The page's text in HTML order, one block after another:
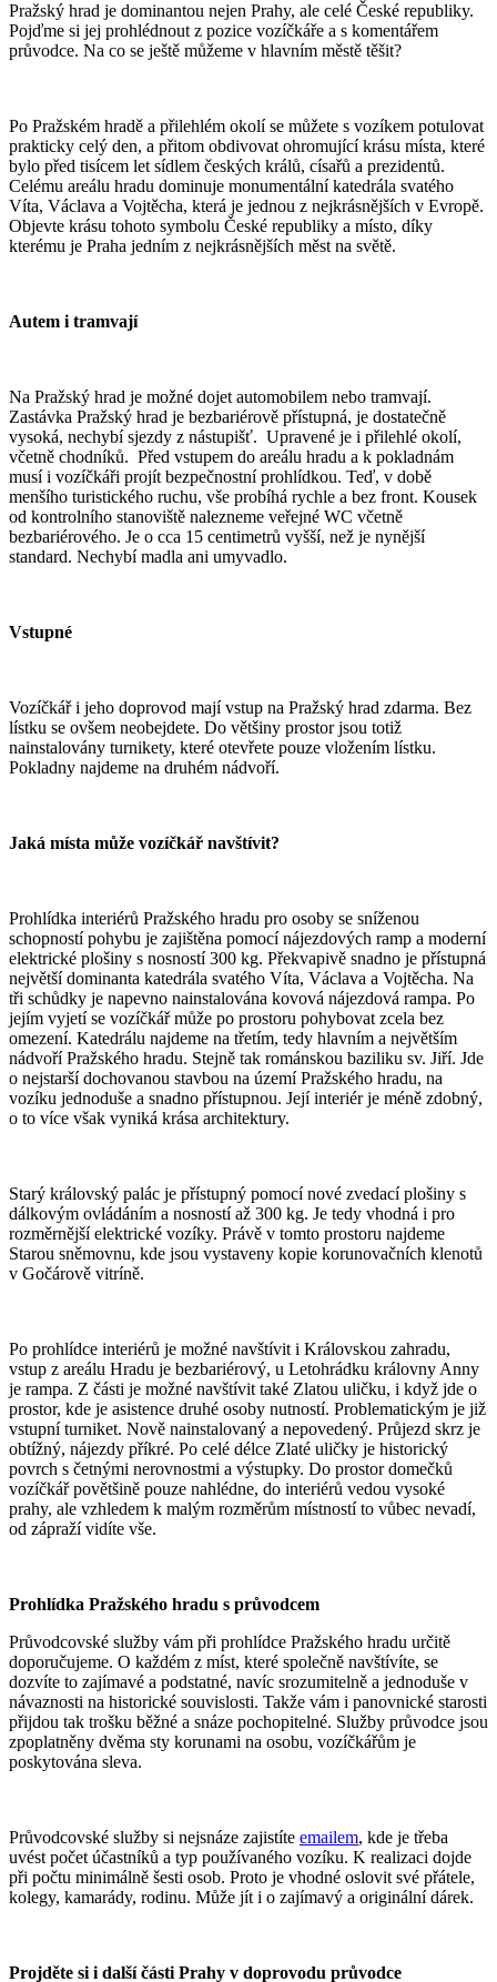
Pražský hrad je dominantou nejen Prahy, ale celé České republiky.
Pojďme si jej prohlédnout z pozice vozíčkáře a s komentářem
průvodce. Na co se ještě můžeme v hlavním městě těšit?
Po Pražském hradě a přilehlém okolí se můžete s vozíkem potulovat
prakticky celý den, a přitom obdivovat ohromující krásu místa, které
bylo před tisícem let sídlem českých králů, císařů a prezidentů.
Celému areálu hradu dominuje monumentální katedrála svatého
Víta, Václava a Vojtěcha, která je jednou z nejkrásnějších v Evropě.
Objevte krásu tohoto symbolu České republiky a místo, díky
kterému je Praha jedním z nejkrásnějších měst na světě.
Autem i tramvají
Na Pražský hrad je možné dojet automobilem nebo tramvají.
Zastávka Pražský hrad je bezbariérově přístupná, je dostatečně
vysoká, nechybí sjezdy z nástupišť. Upravené je i přilehlé okolí,
včetně chodníků. Před vstupem do areálu hradu a k pokladnám
musí i vozíčkáři projít bezpečnostní prohlídkou. Teď, v době
menšího turistického ruchu, vše probíhá rychle a bez front. Kousek
od kontrolního stanoviště nalezneme veřejné WC včetně
bezbariérového. Je o cca 15 centimetrů vyšší, než je nynější
standard. Nechybí madla ani umyvadlo.
Vstupné
Vozíčkář i jeho doprovod mají vstup na Pražský hrad zdarma. Bez
lístku se ovšem neobejdete. Do většiny prostor jsou totiž
nainstalovány turnikety, které otevřete pouze vložením lístku.
Pokladny najdeme na druhém nádvoří.
Jaká místa může vozíčkář navštívit?
Prohlídka interiérů Pražského hradu pro osoby se sníženou
schopností pohybu je zajištěna pomocí nájezdových ramp a moderní
elektrické plošiny s nosností 300 kg. Překvapivě snadno je přístupná
největší dominanta katedrála svatého Víta, Václava a Vojtěcha. Na
tři schůdky je napevno nainstalována kovová nájezdová rampa. Po
jejím vyjetí se vozíčkář může po prostoru pohybovat zcela bez
omezení. Katedrálu najdeme na třetím, tedy hlavním a největším
nádvoří Pražského hradu. Stejně tak románskou baziliku sv. Jiří. Jde
o nejstarší dochovanou stavbou na území Pražského hradu, na
vozíku jednoduše a snadno přístupnou. Její interiér je méně zdobný,
o to více však vyniká krása architektury.
Starý královský palác je přístupný pomocí nové zvedací plošiny s
dálkovým ovládáním a nosností až 300 kg. Je tedy vhodná i pro
rozměrnější elektrické vozíky. Právě v tomto prostoru najdeme
Starou sněmovnu, kde jsou vystaveny kopie korunovačních klenotů
v Gočárově vitríně.
Po prohlídce interiérů je možné navštívit i Královskou zahradu,
vstup z areálu Hradu je bezbariérový, u Letohrádku královny Anny
je rampa. Z části je možné navštívit také Zlatou uličku, i když jde o
prostor, kde je asistence druhé osoby nutností. Problematickým je již
vstupní turniket. Nově nainstalovaný a nepovedený. Průjezd skrz je
obtížný, nájezdy příkré. Po celé délce Zlaté uličky je historický
povrch s četnými nerovnostmi a výstupky. Do prostor domečků
vozíčkář povětšině pouze nahlédne, do interiérů vedou vysoké
prahy, ale vzhledem k malým rozměrům místností to vůbec nevadí,
od zápraží vidíte vše.
Prohlídka Pražského hradu s průvodcem
Průvodcovské služby vám při prohlídce Pražského hradu určitě
doporučujeme. O každém z míst, které společně navštívíte, se
dozvíte to zajímavé a podstatné, navíc srozumitelně a jednoduše v
návaznosti na historické souvislosti. Takže vám i panovnické starosti
přijdou tak trošku běžné a snáze pochopitelné. Služby průvodce jsou
zpoplatněny dvěma sty korunami na osobu, vozíčkářům je
poskytována sleva.
Průvodcovské služby si nejsnáze zajistíte emailem, kde je třeba
uvést počet účastníků a typ používaného vozíku. K realizaci dojde
při počtu minimálně šesti osob. Proto je vhodné oslovit své přátele,
kolegy, kamarády, rodinu. Může jít i o zajímavý a originální dárek.
Projděte si i další části Prahy v doprovodu průvodce